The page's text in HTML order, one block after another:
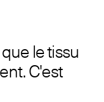
le tissu
C'est